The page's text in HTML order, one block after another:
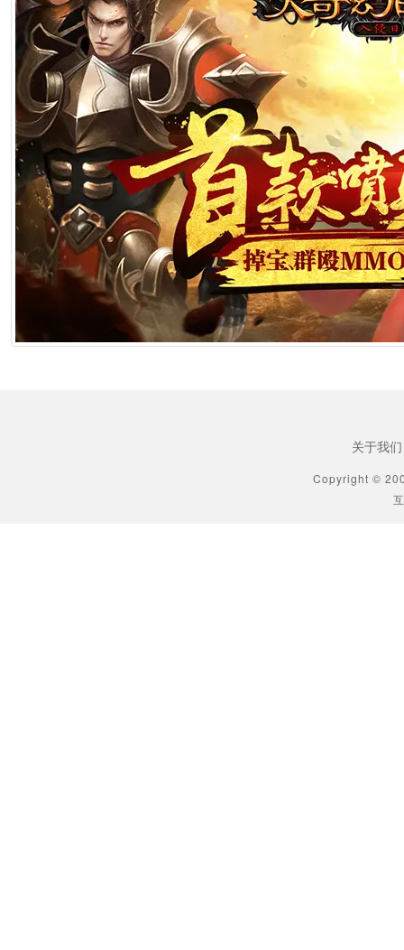
2026年6月25日 10:49
[生肖解说] 哪吒把桌子掀了，八部国漫来抢饭碗了
2026年6月25日 10:49
[生肖解说] 横店要开AI短剧大会了，但群演们已经不关心了
2026年6月25日 10:49
[生肖解说] 《功夫女足》七月见！欠星爷的电影票，这次终于能还了
2026年6月25日 10:49
[生肖解说] AI短剧最赚钱的不是做剧的，是卖算力、卖模型、卖工具的
关于我们
Copyright ©